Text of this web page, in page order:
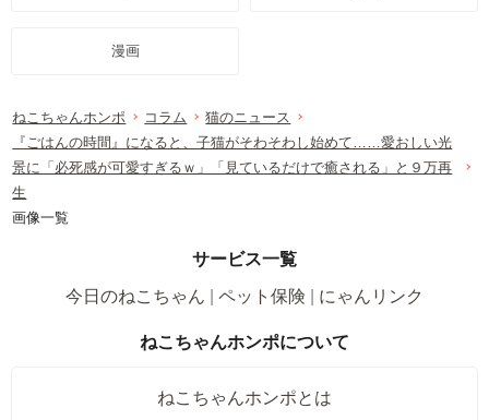
漫画
ねこちゃんホンポ コラム
猫のニュース
『ごはんの時間』になると、子猫がそわそわし始めて……愛おしい光
景に「必死感が可愛すぎるｗ」「見ているだけで癒される」と９万再
生
画像一覧
サービス一覧
今日のねこちゃん
ペット保険 にゃんリンク
ねこちゃんホンポについて
ねこちゃんホンポとは